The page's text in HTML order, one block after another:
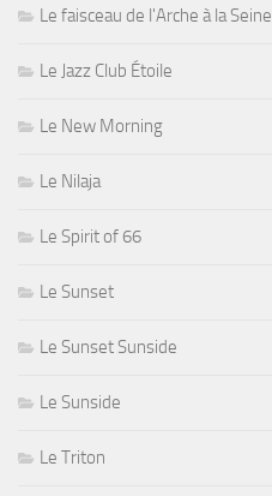
Le faisceau de l'Arche à la Seine
Le Jazz Club Étoile
Le New Morning
Le Nilaja
Le Spirit of 66
Le Sunset
Le Sunset Sunside
Le Sunside
Le Triton